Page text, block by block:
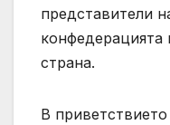
представители
конфедерацията
страна.
В